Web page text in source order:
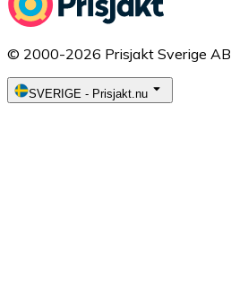
© 2000-2026 Prisjakt Sverige AB
SVERIGE - Prisjakt.nu